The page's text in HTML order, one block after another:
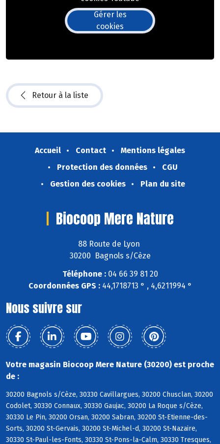
Gérer les
cookies
Retour à la liste
Accueil Contact
Mentions légales
Protection des données
CGU
Gestion des cookies
Plan du site
Biocoop Mere Nature
88 Route de Lyon
30200 Bagnols s/Cèze
Téléphone :04 66 39 81 20
Coordonnées GPS :44,1718713 ° , 4,6211994 °
Nous suivre sur
Votre magasin Biocoop Mere Nature (30200) est proche
de :
30200 Bagnols s/Cèze, 30330 Cavillargues, 30200 Chusclan, 30200
Codolet, 30330 Connaux, 30330 Gaujac, 30200 La Roque s/Cèze,
30330 Le Pin, 30200 Orsan, 30200 Sabran, 30200 St-Etienne-des-
Sorts, 30200 St-Gervais, 30200 St-Michel-d, 30200 St-Nazaire,
30330 St-Paul-les-Fonts, 30330 St-Pons-la-Calm, 30330 Tresques,